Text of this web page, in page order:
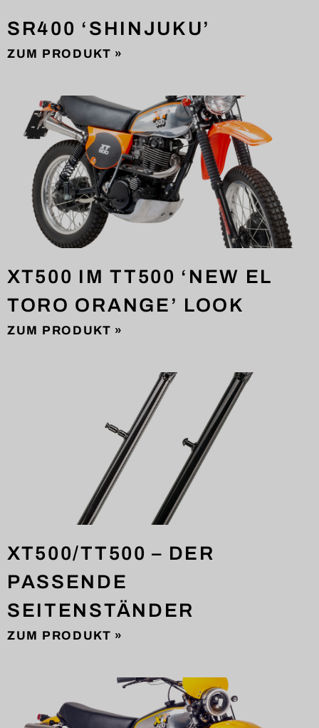
SR400 ‘SHINJUKU’
ZUM PRODUKT »
XT500 IM TT500 ‘NEW EL
TORO ORANGE’ LOOK
ZUM PRODUKT »
XT500/TT500 – DER
PASSENDE
SEITENSTÄNDER
ZUM PRODUKT »